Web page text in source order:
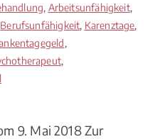
, Arbeitsunfähigkeit,
Berufsunfähigkeit, Karenztage,
,
,
9. Mai 2018 Zur